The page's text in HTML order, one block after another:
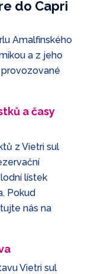
do Capri
Amalfinského
a z jeho
a časy
z Vietri sul
lístek
Pokud
nás na
Vietri sul